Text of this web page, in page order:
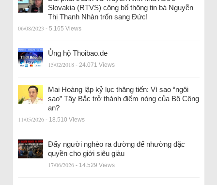
Slovakia (RTVS) công bố thông tin bà Nguyễn
Thị Thanh Nhàn trốn sang Đức!
06/08/2023 - 5.165 Views
Ủng hộ Thoibao.de
15/02/2018 - 24.071 Views
Mai Hoàng lập kỷ lục thăng tiến: Vì sao “ngôi
sao” Tây Bắc trở thành điểm nóng của Bộ Công
an?
11/05/2026 - 18.510 Views
Đẩy người nghèo ra đường để nhường đặc
quyền cho giới siêu giàu
17/06/2026 - 14.529 Views